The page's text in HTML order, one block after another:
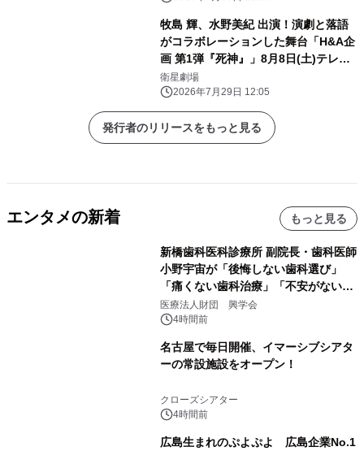
牧島 輝、水野美紀 出演！演劇と落語
がコラボレーションした舞台「H&A企
画 第1弾『死神』」8月8日(土)テレビ
初放送！CS衛星劇場
衛星劇場
2026年7月29日 12:05
発行者のリリースをもっと見る
エンタメの新着 もっと見る
新橋歯科医科診療所 副院長・歯科医師
小野宇宙が「後悔しない歯科選び」
「痛くない歯科治療」「不安がない治
療計画」をテーマに専門監修
医療法人財団 興学会
4時間前
名古屋で毎日開催、イマーシブシアタ
ーの常設施設をオープン！
クローズシアター
4時間前
広島生まれのぷよぷよ 広島企業No.1